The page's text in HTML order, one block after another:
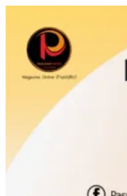
content